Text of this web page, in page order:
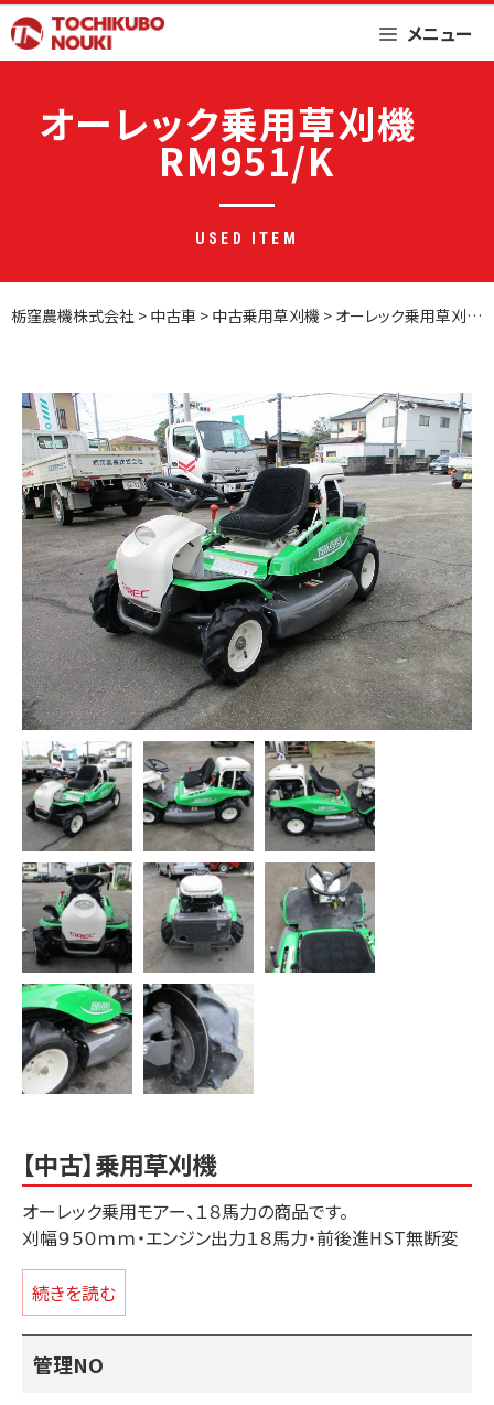
Skip
to
メニュー
オーレック乗用草刈機
RM951/K
USED ITEM
栃窪農機株式会社 > 中古車 > 中古乗用草刈機 > オーレック乗用草刈機 RM951/K
【中古】乗用草刈機
オーレック乗用モアー、１８馬力の商品です。
刈幅９５０ｍｍ・エンジン出力１８馬力・前後進HST無断変
速・高張力鋼デッキ・刈高さ無段階アシスト・デフロック付き・
チルトステアリング。
・刈刃、ベルト、油脂類、エレメント等の消耗品は交換済みで
す。
続きを読む
管理NO